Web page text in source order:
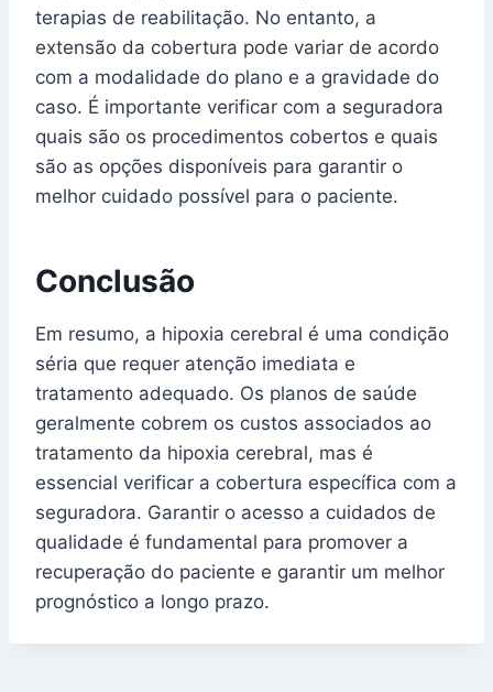
terapias de reabilitação. No entanto, a
extensão da cobertura pode variar de acordo
com a modalidade do plano e a gravidade do
caso. É importante verificar com a seguradora
quais são os procedimentos cobertos e quais
são as opções disponíveis para garantir o
melhor cuidado possível para o paciente.
Conclusão
Em resumo, a hipoxia cerebral é uma condição
séria que requer atenção imediata e
tratamento adequado. Os planos de saúde
geralmente cobrem os custos associados ao
tratamento da hipoxia cerebral, mas é
essencial verificar a cobertura específica com a
seguradora. Garantir o acesso a cuidados de
qualidade é fundamental para promover a
recuperação do paciente e garantir um melhor
prognóstico a longo prazo.